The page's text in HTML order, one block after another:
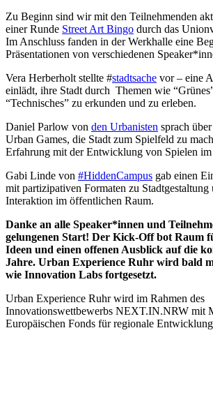
Zu Beginn sind wir mit den Teilnehmenden
einer Runde Street Art Bingo durch das
Im Anschluss fanden in der Werkhalle eine
Präsentationen von verschiedenen
Vera Herberholt stellte #stadtsache vor – eine
einlädt, ihre Stadt durch Themen wie
“Technisches” zu erkunden und zu erleben.
Daniel Parlow von den Urbanisten sprach
Urban Games, die Stadt zum Spielfeld zu
Erfahrung mit der Entwicklung von Spielen im
Gabi Linde von #HiddenCampus gab einen
mit partizipativen Formaten zu Stadtgestaltung
Interaktion im öffentlichen Raum.
Danke an alle Speaker*innen und
gelungenen Start! Der Kick-Off bot Raum
Ideen und einen offenen Ausblick auf die
Jahre. Urban Experience Ruhr wird bald
wie Innovation Labs fortgesetzt.
Urban Experience Ruhr wird im Rahmen des
Innovationswettbewerbs NEXT.IN.NRW mit
Europäischen Fonds für regionale